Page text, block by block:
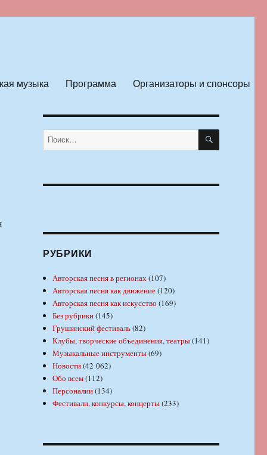
музыка Программа Организаторы и спонсоры
Искать: ПОИСК
РУБРИКИ
Авторская песня в регионах(107)
Авторская песня как движение(120)
Авторская песня как искусство (169)
Без рубрики(145)
Грушинский фестиваль(82)
Клубы, творческие объединения, театры(141)
Музыкальные инструменты(69)
Новости(42 062)
Обо всем(112)
Персоналии(134)
Фестивали, конкурсы, концерты(233)